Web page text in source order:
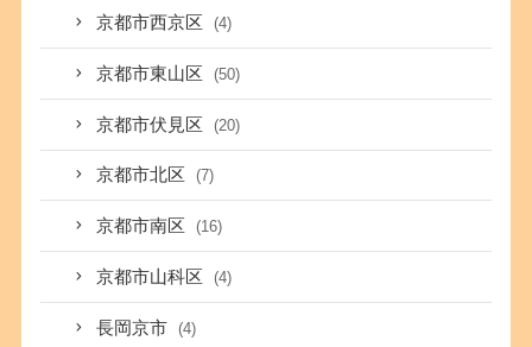
京都市西京区 (4)
京都市東山区 (50)
京都市伏見区 (20)
京都市北区 (7)
京都市南区 (16)
京都市山科区 (4)
長岡京市 (4)